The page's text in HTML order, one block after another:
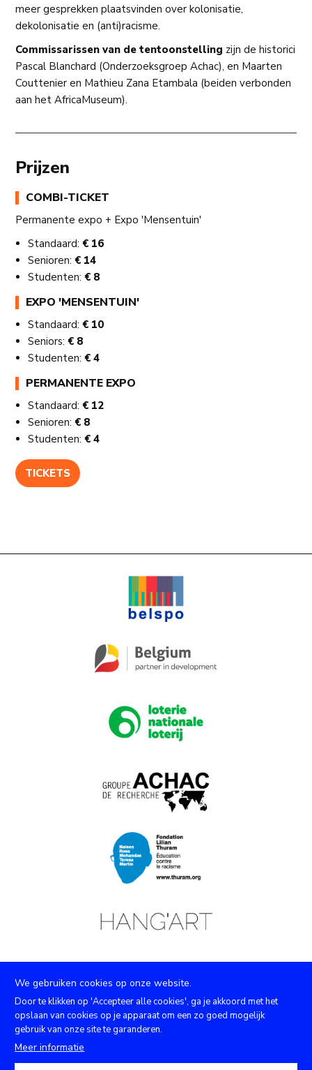
meer gesprekken plaatsvinden over kolonisatie,
dekolonisatie en (anti)racisme.
Commissarissen van de tentoonstelling zijn de historici
Pascal Blanchard (Onderzoeksgroep Achac), en Maarten
Couttenier en Mathieu Zana Etambala (beiden verbonden
aan het AfricaMuseum).
Prijzen
COMBI-TICKET
Permanente expo + Expo 'Mensentuin'
Standaard:€ 16
Senioren:€ 14
Studenten:€ 8
EXPO 'MENSENTUIN'
Standaard:€ 10
Seniors:€ 8
Studenten:€ 4
PERMANENTE EXPO
Standaard:€ 12
Senioren:€ 8
Studenten:€ 4
TICKETS
We gebruiken cookies op onze website.
Door te klikken op 'Accepteer alle cookies', ga je akkoord met het
opslaan van cookies op je apparaat om een zo goed mogelijk
gebruik van onze site te garanderen.
Meer informatie